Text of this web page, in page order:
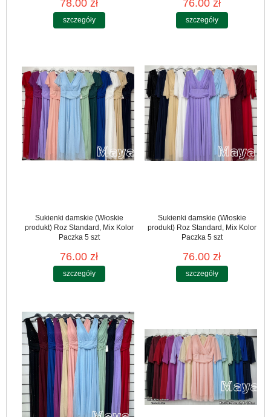
78.00 zł
szczegóły
76.00 zł
szczegóły
Sukienki damskie (Włoskie
produkt) Roz Standard, Mix Kolor
Paczka 5 szt
76.00 zł
szczegóły
Sukienki damskie (Włoskie
produkt) Roz Standard, Mix Kolor
Paczka 5 szt
76.00 zł
szczegóły